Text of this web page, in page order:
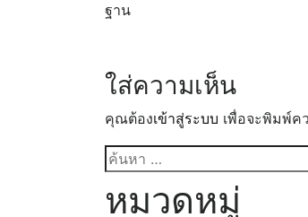
ฐาน
ใส่ความเห็น
คุณต้องเข้าสู่ระบบ เพื่อจะพิมพ์ค
ค้นหา
สำหรับ:
หมวดหมู่